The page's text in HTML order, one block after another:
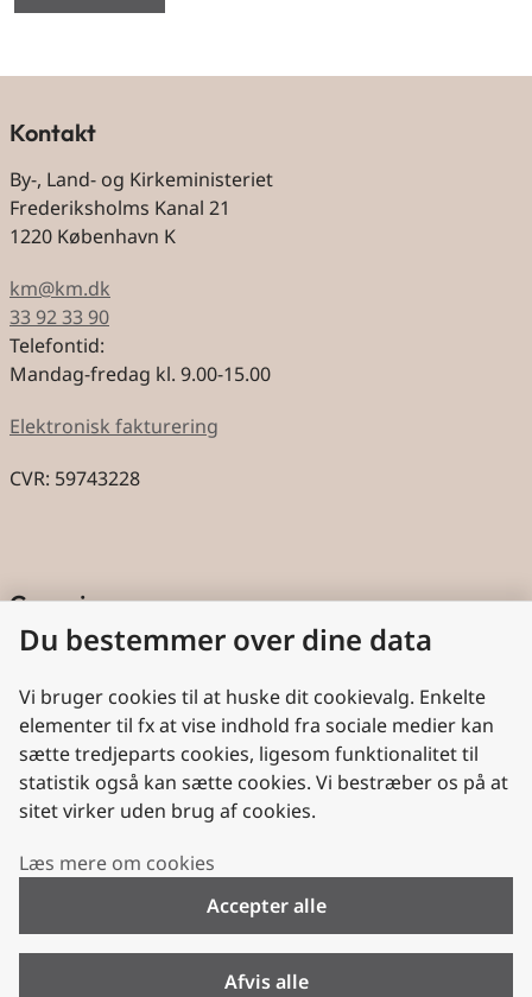
Kontakt
By-, Land- og Kirkeministeriet
Frederiksholms Kanal 21
1220 København K
km@km.dk
33 92 33 90
Telefontid:
Mandag-fredag kl. 9.00-15.00
Elektronisk fakturering
CVR: 59743228
Genveje
Cookies
Aktindsigt
Persondatabeskyttelse
Nyttige links
Plan- og Landdistriktsstyrelsen
Folkekirken.dk
Du bestemmer over dine data
Vi bruger cookies til at huske dit cookievalg. Enkelte
elementer til fx at vise indhold fra sociale medier kan
sætte tredjeparts cookies, ligesom funktionalitet til
statistik også kan sætte cookies. Vi bestræber os på at
sitet virker uden brug af cookies.
Læs mere om cookies
Accepter alle
Afvis alle